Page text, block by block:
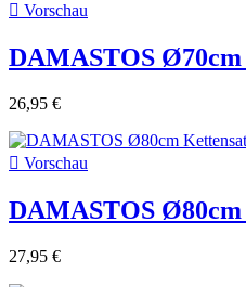
 Vorschau
DAMASTOS Ø70cm
26,95 €
 Vorschau
DAMASTOS Ø80cm
27,95 €